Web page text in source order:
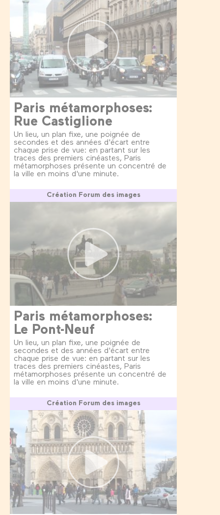
Paris métamorphoses:
Rue Castiglione
Un lieu, un plan fixe, une poignée de
secondes et des années d'écart entre
chaque prise de vue: en partant sur les
traces des premiers cinéastes, Paris
métamorphoses présente un concentré de
la ville en moins d'une minute.
Création Forum des images
Paris métamorphoses:
Le Pont-Neuf
Un lieu, un plan fixe, une poignée de
secondes et des années d'écart entre
chaque prise de vue: en partant sur les
traces des premiers cinéastes, Paris
métamorphoses présente un concentré de
la ville en moins d'une minute.
Création Forum des images